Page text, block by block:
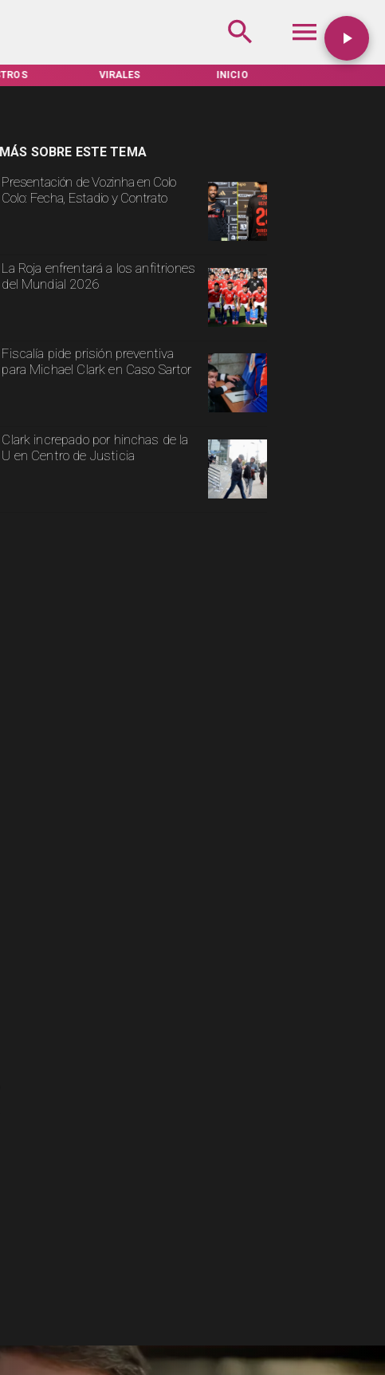
VIRALES INICIO TARIFAS SERVEL
Presentación de Vozinha en Colo
Colo: Fecha, Estadio y Contrato
La Roja enfrentará a los anfitriones
del Mundial 2026
Fiscalía pide prisión preventiva
para Michael Clark en Caso Sartor
Clark increpado por hinchas de la
U en Centro de Justicia
MÁS SOBRE ESTE TEMA